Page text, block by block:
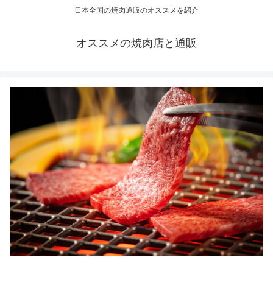
日本全国の焼肉通販のオススメを紹介
オススメの焼肉店と通販